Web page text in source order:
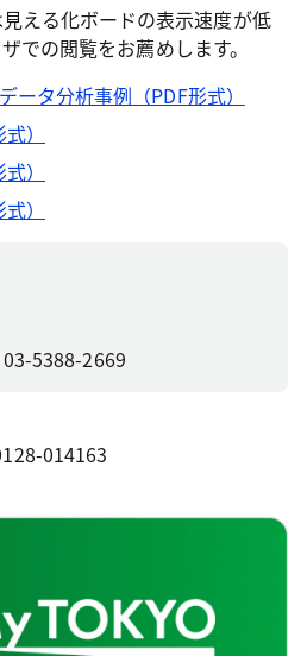
える化ボードの表示速度が低
での閲覧をお薦めします。
ータ分析事例（PDF形式）
）
）
）
5388-2669
014163